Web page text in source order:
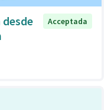
desde
Acceptada